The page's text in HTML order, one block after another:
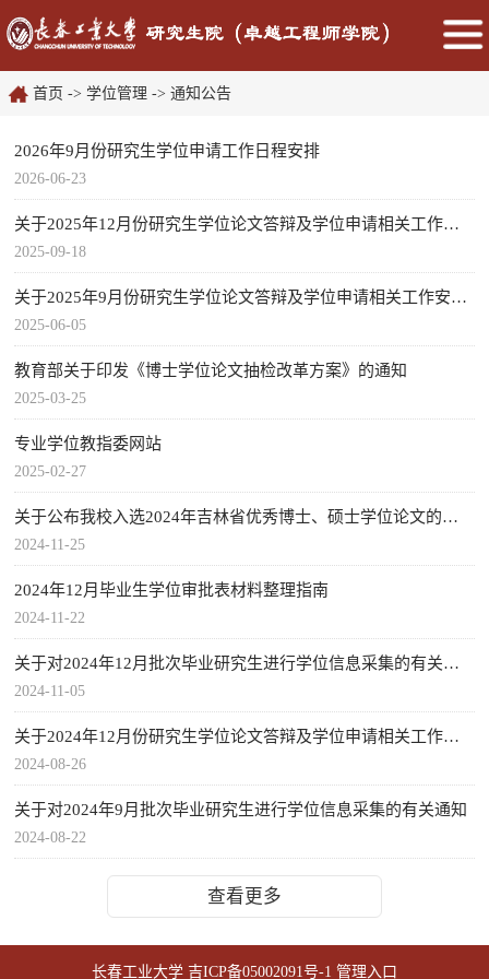
首页 -> 学位管理 -> 通知公告
2026年9月份研究生学位申请工作日程安排
2026-06-23
关于2025年12月份研究生学位论文答辩及学位申请相关工作安排...
2025-09-18
关于2025年9月份研究生学位论文答辩及学位申请相关工作安排的...
2025-06-05
教育部关于印发《博士学位论文抽检改革方案》的通知
2025-03-25
专业学位教指委网站
2025-02-27
关于公布我校入选2024年吉林省优秀博士、硕士学位论文的通知
2024-11-25
2024年12月毕业生学位审批表材料整理指南
2024-11-22
关于对2024年12月批次毕业研究生进行学位信息采集的有关通知
2024-11-05
关于2024年12月份研究生学位论文答辩及学位申请相关工作安排...
2024-08-26
关于对2024年9月批次毕业研究生进行学位信息采集的有关通知
2024-08-22
查看更多
长春工业大学 吉ICP备05002091号-1 管理入口